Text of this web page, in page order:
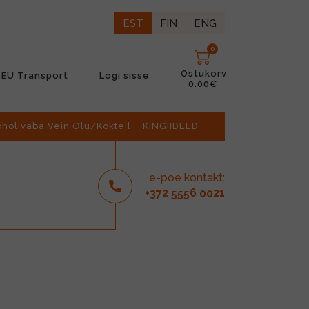
EST FIN ENG
EU Transport Logi sisse
0
Ostukorv
0.00€
Vein Õlu/Kokteil KINGIIDEED
e-poe kontakt:
+372 5556 0021